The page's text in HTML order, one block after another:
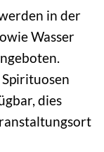
in der
Wasser
dies